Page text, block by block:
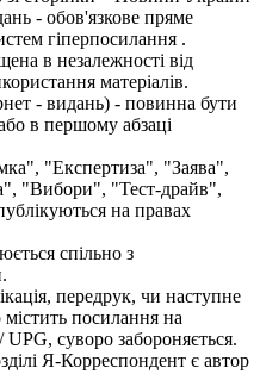
- обов'язкове пряме
гіперпосилання .
в незалежності від
матеріалів.
- видань) - повинна бути
в першому абзаці
"Експертиза", "Заява",
"Вибори", "Тест-драйв",
на правах
спільно з
передрук, чи наступне
посилання на
суворо забороняється.
Я-Корреспондент є автор